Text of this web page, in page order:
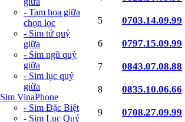
- Tam hoa giữa
chọn lọc
- Sim tứ quý
giữa
- Sim ngũ quý
giữa
- Sim lục quý
giữa
Sim VinaPhone
- Sim Đặc Biệt
- Sim Lục Quý
5
0703.14.09.99
6
0797.15.09.99
7
0843.07.08.88
8
0835.10.06.66
9
0708.27.09.99